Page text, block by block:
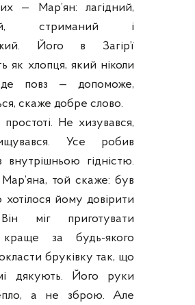
— Мар’ян: лагідний,
стриманий і
Його в Загір’ї
як хлопця, який ніколи
повз — допоможе,
скаже добре слово.
простоті. Не хизувався,
Усе робив
внутрішньою гідністю.
той скаже: був
йому довірити
міг приготувати
за будь-якого
бруківку так, що
дякують. Його руки
а не зброю. Але